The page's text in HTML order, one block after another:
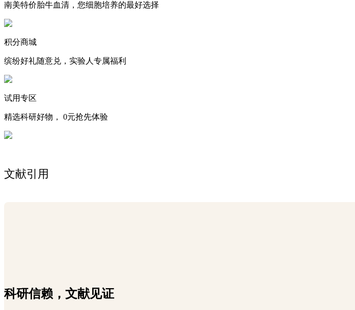
南美特价胎牛血清，您细胞培养的最好选择
积分商城
缤纷好礼随意兑，实验人专属福利
试用专区
精选科研好物， 0元抢先体验
文献引用
科研信赖，文献见证